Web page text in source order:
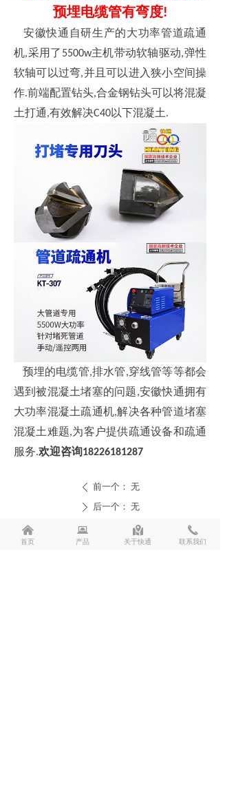
낀
首页
뀵
产品
낕
关于快通
끅
联系我们
预埋电缆管有弯度!
安徽快通自研生产的大功率管道疏通
机,采用了 5500w主机带动软轴驱动,弹性
软轴可以过弯,并且可以进入狭小空间操
作.前端配置钻头,合金钢钻头可以将混凝
土打通,有效解决C40以下混凝土.
预埋的电缆管,排水管,穿线管等等都会
遇到被混凝土堵塞的问题,安徽快通拥有
大功率混凝土疏通机,解决各种管道堵塞
混凝土难题,为客户提供疏通设备和疏通
服务.欢迎咨询18226181287
ꄴ 前一个： 无
ꄲ 后一个： 无